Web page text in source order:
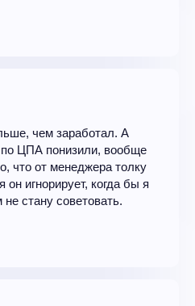
чем заработал. А
по ЦПА понизили, вообще
что от менеджера толку
он игнорирует, когда бы я
стану советовать.